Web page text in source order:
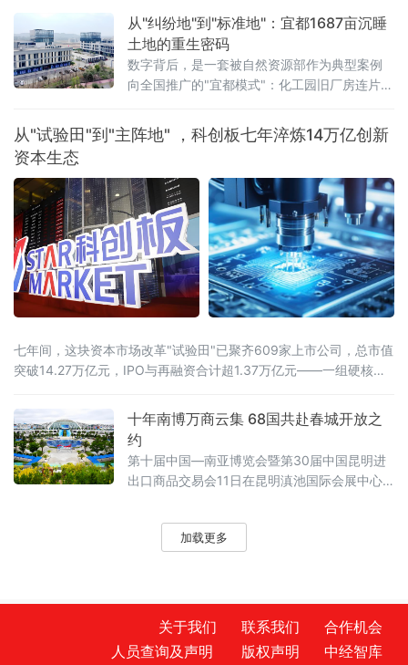
从"纠纷地"到"标准地"：宜都1687亩沉睡
土地的重生密码
数字背后，是一套被自然资源部作为典型案例
向全国推广的"宜都模式"：化工园旧厂房连片征
+靶向补链"激活"僵尸地块"——三板斧招招见
血。
从"试验田"到"主阵地" ，科创板七年淬炼14万亿创新
资本生态
七年间，这块资本市场改革"试验田"已聚齐609家上市公司，总市值
突破14.27万亿元，IPO与再融资合计超1.37万亿元——一组硬核数
近13%研发投入强度，七年稳居A股之首如果说创新是引擎，资本便
是燃料。科创板连续七年保持近13%的研发投入强度，远超全社会
研发经
十年南博万商云集 68国共赴春城开放之
约
第十届中国—南亚博览会暨第30届中国昆明进
出口商品交易会11日在昆明滇池国际会展中心
南亚、东南亚及RCEP成员国首次实现全覆盖，
展览规模与国际化程度均创历史新高。本届南
介绍，2025年中国与南亚国家贸易额突破2000
亿美元大关
加载更多
关于我们 联系我们
合作机会
人员查询及声明
版权声明 中经智库